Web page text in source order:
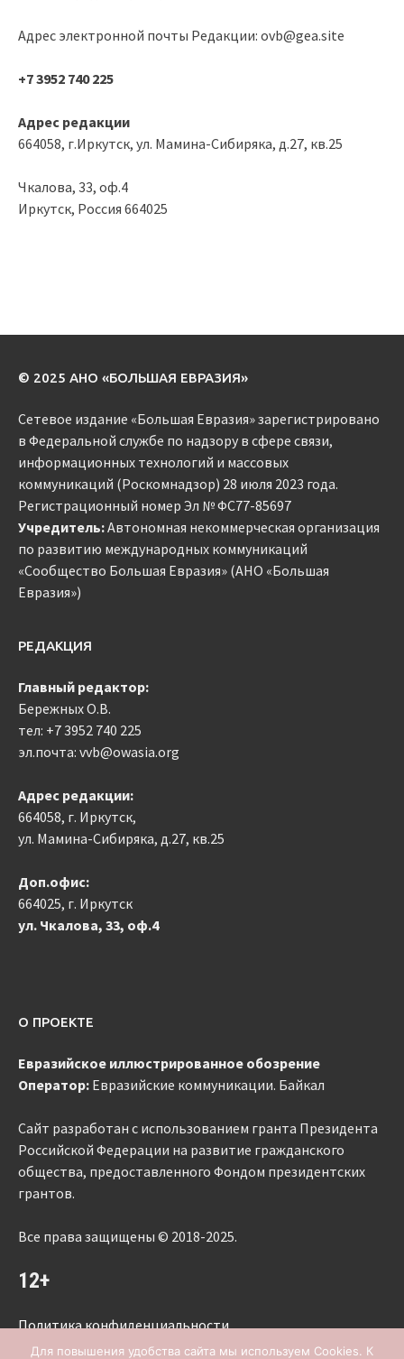
Адрес электронной почты Редакции: ovb@gea.site
+7 3952 740 225
Адрес редакции
664058, г.Иркутск, ул. Мамина-Сибиряка, д.27, кв.25
Чкалова, 33, оф.4
Иркутск, Россия 664025
© 2025 АНО «БОЛЬШАЯ ЕВРАЗИЯ»
Сетевое издание «Большая Евразия» зарегистрировано
в Федеральной службе по надзору в сфере связи,
информационных технологий и массовых
коммуникаций (Роскомнадзор) 28 июля 2023 года.
Регистрационный номер Эл № ФС77-85697
Учредитель:Автономная некоммерческая организация
по развитию международных коммуникаций
«Сообщество Большая Евразия» (АНО «Большая
Евразия»)
РЕДАКЦИЯ
Главный редактор:
Бережных О.В.
тел: +7 3952 740 225
эл.почта: vvb@owasia.org
Адрес редакции:
664058, г. Иркутск,
ул. Мамина-Сибиряка, д.27, кв.25
Доп.офис:
664025, г. Иркутск
ул. Чкалова, 33, оф.4
О ПРОЕКТЕ
Евразийское иллюстрированное обозрение
Оператор: Евразийские коммуникации. Байкал
Сайт разработан с использованием гранта Президента
Российской Федерации на развитие гражданского
общества, предоставленного Фондом президентских
грантов.
Все права защищены © 2018-2025.
12+
Политика конфиденциальности
Для повышения удобства сайта мы используем Cookies. К